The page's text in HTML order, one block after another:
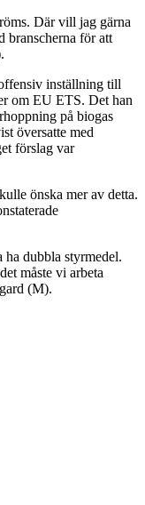
Där vill jag gärna
branscherna för att
inställning till
om EU ETS. Det han
på biogas
översatte med
förslag var
önska mer av detta.
ha dubbla styrmedel.
måste vi arbeta
(M).